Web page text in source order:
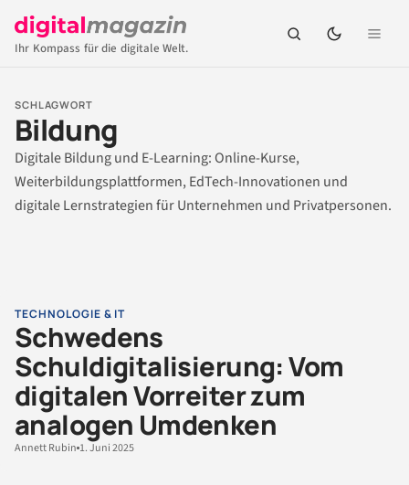
Ihr Kompass für die digitale Welt.
SCHLAGWORT
Bildung
Digitale Bildung und E-Learning: Online-Kurse,
Weiterbildungsplattformen, EdTech-Innovationen und
digitale Lernstrategien für Unternehmen und Privatpersonen.
TECHNOLOGIE & IT
Schwedens
Schuldigitalisierung: Vom
digitalen Vorreiter zum
analogen Umdenken
Annett Rubin 1. Juni 2025